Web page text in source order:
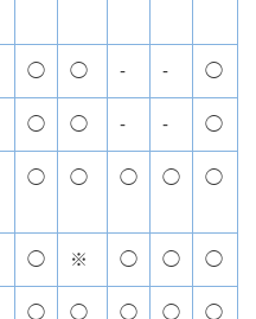
◯ ◯ - - ◯
◯ ◯ - - ◯
◯ ◯ ◯ ◯ ◯
◯ ※ ◯ ◯ ◯
◯ ◯ ◯ ◯ ◯